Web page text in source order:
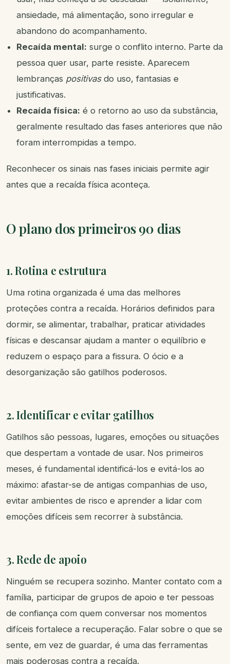
ansiedade, má alimentação, sono irregular e
abandono do acompanhamento.
Recaída mental: surge o conflito interno. Parte da
pessoa quer usar, parte resiste. Aparecem
lembranças positivasdo uso, fantasias e
justificativas.
Recaída física: é o retorno ao uso da substância,
geralmente resultado das fases anteriores que não
foram interrompidas a tempo.
Reconhecer os sinais nas fases iniciais permite agir
antes que a recaída física aconteça.
O plano dos primeiros 90 dias
1. Rotina e estrutura
Uma rotina organizada é uma das melhores
proteções contra a recaída. Horários definidos para
dormir, se alimentar, trabalhar, praticar atividades
físicas e descansar ajudam a manter o equilíbrio e
reduzem o espaço para a fissura. O ócio e a
desorganização são gatilhos poderosos.
2. Identificar e evitar gatilhos
Gatilhos são pessoas, lugares, emoções ou situações
que despertam a vontade de usar. Nos primeiros
meses, é fundamental identificá-los e evitá-los ao
máximo: afastar-se de antigas companhias de uso,
evitar ambientes de risco e aprender a lidar com
emoções difíceis sem recorrer à substância.
3. Rede de apoio
Ninguém se recupera sozinho. Manter contato com a
família, participar de grupos de apoio e ter pessoas
de confiança com quem conversar nos momentos
difíceis fortalece a recuperação. Falar sobre o que se
sente, em vez de guardar, é uma das ferramentas
mais poderosas contra a recaída.